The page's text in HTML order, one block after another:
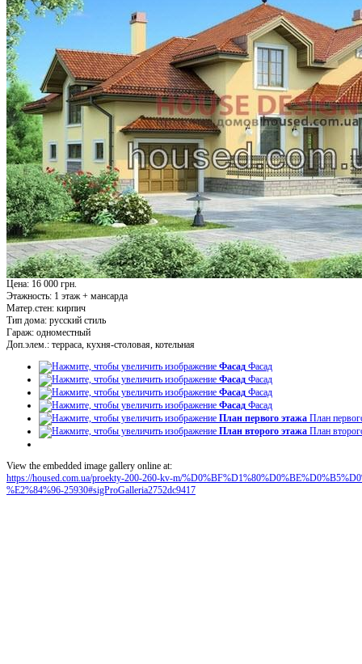
Цена: 16 000 грн.
Этажность: 1 этаж + мансарда
Матер.стен: кирпич
Тип дома: русский стиль
Гараж: одноместный
Доп.элем.: терраса, кухня-столовая, котельная
Фасад Фасад
Фасад Фасад
Фасад Фасад
Фасад Фасад
План первого этажа План
План второго этажа План
View the embedded image gallery online at:
https://housed.com.ua/proekty-200-260-kv-m/
%E2%84%96-25930#sigProGalleria2752dc9417